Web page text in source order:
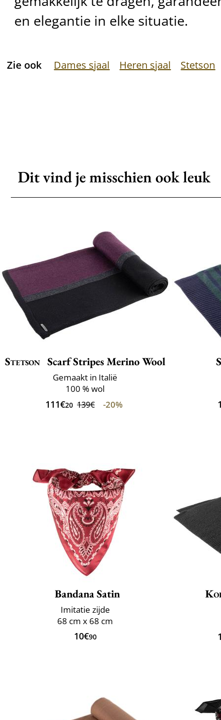
en elegantie in elke situatie.
Zie ook Dames sjaal Heren sjaal Stetson
Dit vind je misschien ook leuk
Stetson Scarf Stripes Merino Wool
Gemaakt in Italië
100 % wol
111€20 139€ -20%
Bandana Satin
Imitatie zijde
68 cm x 68 cm
10€90